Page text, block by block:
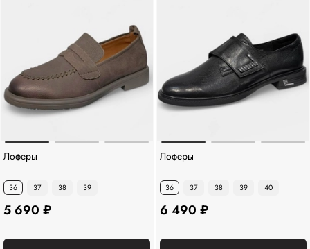
Лоферы
36 37 38 39
5 690 ₽
Лоферы
36 37 38 39 40
6 490 ₽